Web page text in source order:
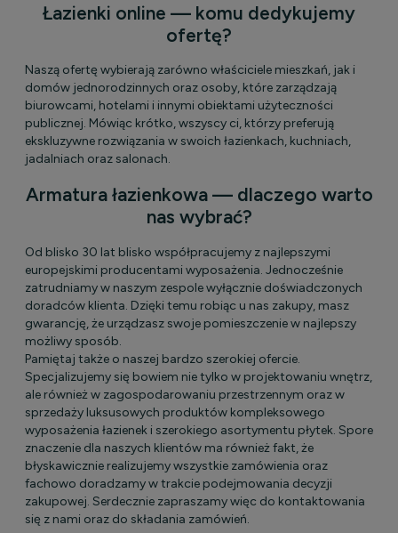
Łazienki online — komu dedykujemy
ofertę?
Naszą ofertę wybierają zarówno właściciele mieszkań, jak i
domów jednorodzinnych oraz osoby, które zarządzają
biurowcami, hotelami i innymi obiektami użyteczności
publicznej. Mówiąc krótko, wszyscy ci, którzy preferują
ekskluzywne rozwiązania w swoich łazienkach, kuchniach,
jadalniach oraz salonach.
Armatura łazienkowa — dlaczego warto
nas wybrać?
Od blisko 30 lat blisko współpracujemy z najlepszymi
europejskimi producentami wyposażenia. Jednocześnie
zatrudniamy w naszym zespole wyłącznie doświadczonych
doradców klienta. Dzięki temu robiąc u nas zakupy, masz
gwarancję, że urządzasz swoje pomieszczenie w najlepszy
możliwy sposób.
Pamiętaj także o naszej bardzo szerokiej ofercie.
Specjalizujemy się bowiem nie tylko w projektowaniu wnętrz,
ale również w zagospodarowaniu przestrzennym oraz w
sprzedaży luksusowych produktów kompleksowego
wyposażenia łazienek i szerokiego asortymentu płytek. Spore
znaczenie dla naszych klientów ma również fakt, że
błyskawicznie realizujemy wszystkie zamówienia oraz
fachowo doradzamy w trakcie podejmowania decyzji
zakupowej. Serdecznie zapraszamy więc do kontaktowania
się z nami oraz do składania zamówień.